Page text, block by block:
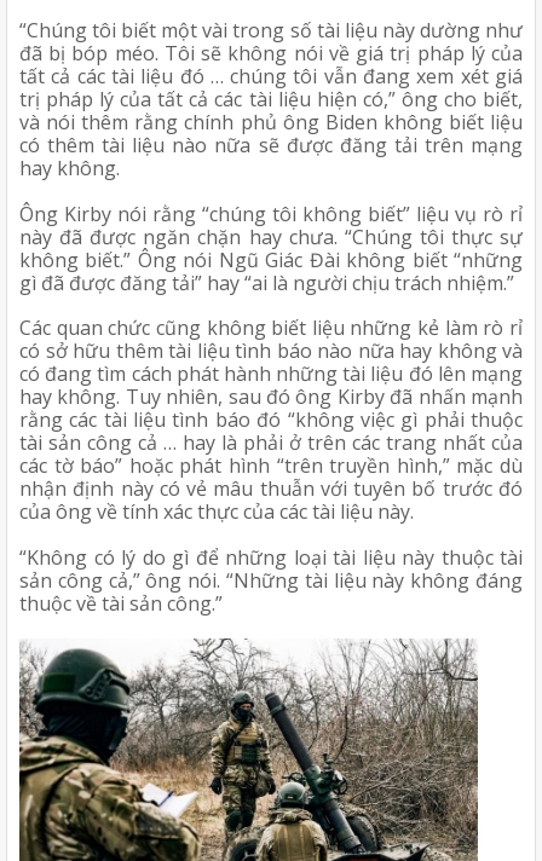
“Chúng tôi biết một vài trong số tài liệu này dường như
đã bị bóp méo. Tôi sẽ không nói về giá trị pháp lý của
tất cả các tài liệu đó … chúng tôi vẫn đang xem xét giá
trị pháp lý của tất cả các tài liệu hiện có,” ông cho biết,
và nói thêm rằng chính phủ ông Biden không biết liệu
có thêm tài liệu nào nữa sẽ được đăng tải trên mạng
hay không.
Ông Kirby nói rằng “chúng tôi không biết” liệu vụ rò rỉ
này đã được ngăn chặn hay chưa. “Chúng tôi thực sự
không biết.” Ông nói Ngũ Giác Đài không biết “những
gì đã được đăng tải” hay “ai là người chịu trách nhiệm.”
Các quan chức cũng không biết liệu những kẻ làm rò rỉ
có sở hữu thêm tài liệu tình báo nào nữa hay không và
có đang tìm cách phát hành những tài liệu đó lên mạng
hay không. Tuy nhiên, sau đó ông Kirby đã nhấn mạnh
rằng các tài liệu tình báo đó “không việc gì phải thuộc
tài sản công cả … hay là phải ở trên các trang nhất của
các tờ báo” hoặc phát hình “trên truyền hình,” mặc dù
nhận định này có vẻ mâu thuẫn với tuyên bố trước đó
của ông về tính xác thực của các tài liệu này.
“Không có lý do gì để những loại tài liệu này thuộc tài
sản công cả,” ông nói. “Những tài liệu này không đáng
thuộc về tài sản công.”